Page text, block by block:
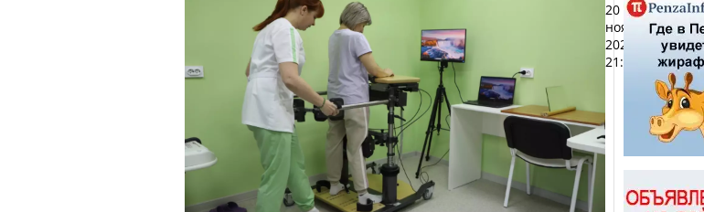
20
ноября
2025,
21:01